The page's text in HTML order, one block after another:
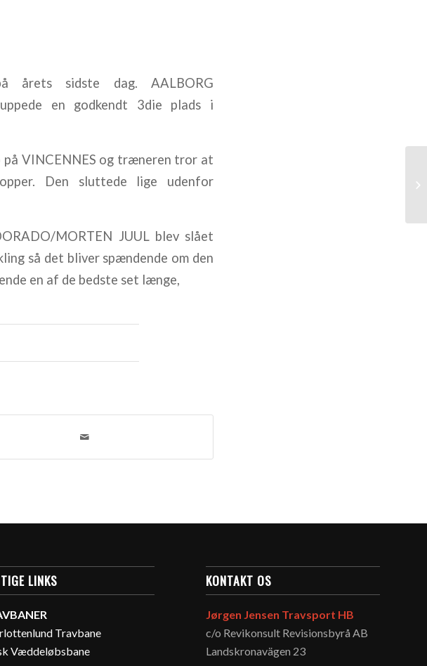
årets sidste dag. AALBORG
en godkendt 3die plads i
VINCENNES og træneren tror at
Den sluttede lige udenfor
MORTEN JUUL blev slået
så det bliver spændende om den
en af de bedste set længe,
LINKS
Travbane
Væddeløbsbane
KONTAKT OS
Jørgen Jensen Travsport HB
c/o Revikonsult Revisionsbyrå AB
Landskronavägen 23